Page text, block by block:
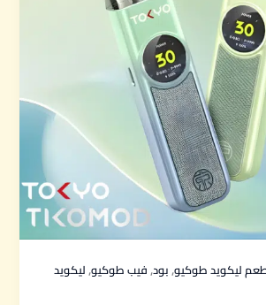
ليكويد طوكيو,بود,فيب طوكيو,ليكويد